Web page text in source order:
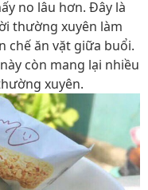
no lâu hơn. Đây là
thường xuyên làm
chế ăn vặt giữa buổi.
còn mang lại nhiều
xuyên.